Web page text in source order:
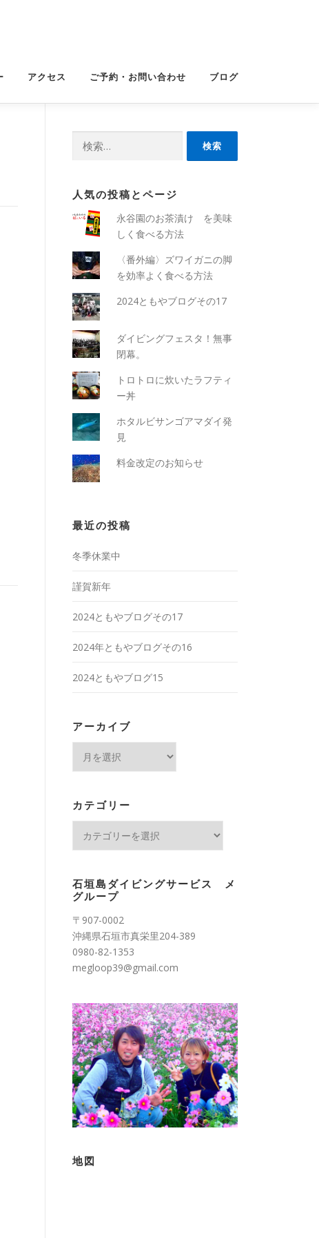
アクセス ご予約・お問い合わせ ブログ
人気の投稿とページ
永谷園のお茶漬け を美味
しく食べる方法
〈番外編〉ズワイガニの脚
を効率よく食べる方法
2024ともやブログその17
ダイビングフェスタ！無事
閉幕。
トロトロに炊いたラフティ
ー丼
ホタルビサンゴアマダイ発
見
料金改定のお知らせ
最近の投稿
冬季休業中
謹賀新年
2024ともやブログその17
2024年ともやブログその16
2024ともやブログ15
アーカイブ
ブ
カテゴリー
ー
石垣島ダイビングサービス メ
グループ
〒907-0002
沖縄県石垣市真栄里204-389
0980-82-1353
megloop39@gmail.com
地図